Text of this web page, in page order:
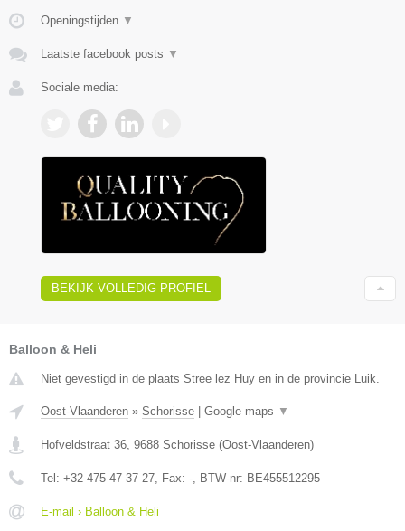
Openingstijden ▼
Laatste facebook posts ▼
Sociale media:
BEKIJK VOLLEDIG PROFIEL
Balloon & Heli
Niet gevestigd in de plaats Stree lez Huy en in de provincie Luik.
Oost-Vlaanderen » Schorisse | Google maps ▼
Hofveldstraat 36 9688 Schorisse (Oost-Vlaanderen)
Tel: +32 475 47 37 27 , Fax: - , BTW-nr: BE455512295
E-mail › Balloon & Heli